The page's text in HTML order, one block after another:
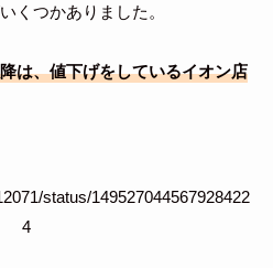
くつかありました。
は、値下げをしているイオン店
status/149527044567928422
4